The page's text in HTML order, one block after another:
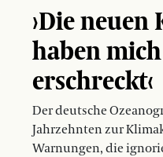
›Die
haben
erschreckt‹
Der deutsche
Jahrzehnten zur
Warnungen, die